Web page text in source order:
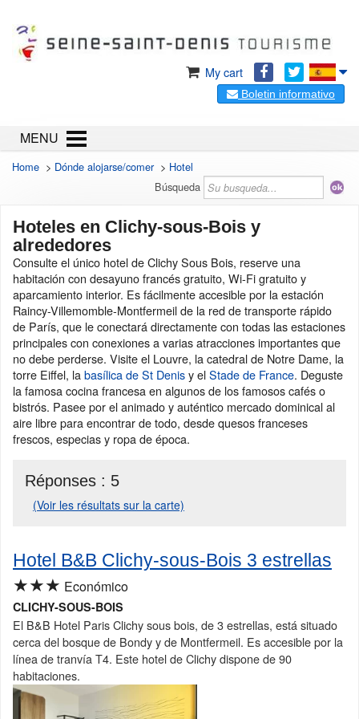
My cart
Boletin informativo
MENU
Home > Dónde alojarse/comer> Hotel
Búsqueda
Hoteles en Clichy-sous-Bois y
alrededores
Consulte el único hotel de Clichy Sous Bois, reserve una
habitación con desayuno francés gratuito, Wi-Fi gratuito y
aparcamiento interior. Es fácilmente accesible por la estación
Raincy-Villemomble-Montfermeil de la red de transporte rápido
de París, que le conectará directamente con todas las estaciones
principales con conexiones a varias atracciones importantes que
no debe perderse. Visite el Louvre, la catedral de Notre Dame, la
torre Eiffel, labasílica de St Denisy elStade de France. Deguste
la famosa cocina francesa en algunos de los famosos cafés o
bistrós. Pasee por el animado y auténtico mercado dominical al
aire libre para encontrar de todo, desde quesos franceses
frescos, especias y ropa de época.
Réponses : 5
(Voir les résultats sur la carte)
Hotel B&B Clichy-sous-Bois 3 estrellas
★★★ Económico
CLICHY-SOUS-BOIS
El B&B Hotel Paris Clichy sous bois, de 3 estrellas, está situado
cerca del bosque de Bondy y de Montfermeil. Es accesible por la
línea de tranvía T4. Este hotel de Clichy dispone de 90
habitaciones.